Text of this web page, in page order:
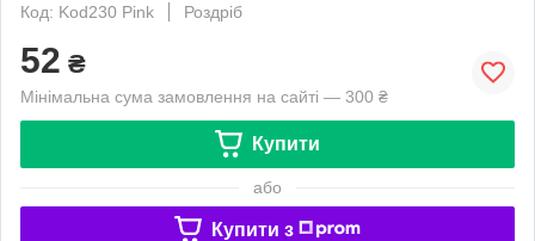
Код: Kod230 Pink
Роздріб
52 ₴
Мінімальна сума замовлення на сайті — 300 ₴
Купити
або
Купити з